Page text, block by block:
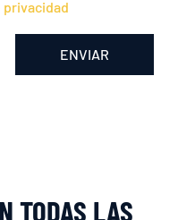
ENVIAR
TODAS LAS